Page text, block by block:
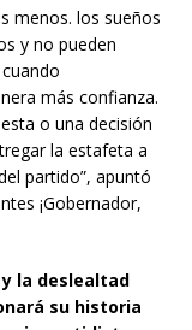
menos. los sueños
y no pueden
más confianza.
o una decisión
la estafeta a
partido”, apuntó
¡Gobernador,
la deslealtad
su historia